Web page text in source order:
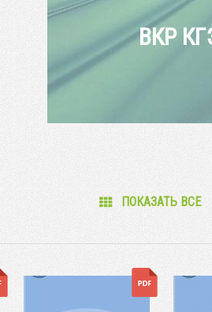
ВКР
ПОКАЗАТЬ ВСЕ